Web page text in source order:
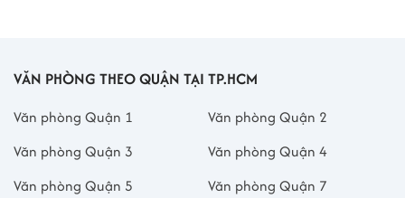
VĂN PHÒNG THEO QUẬN TẠI TP.HCM
Văn phòng Quận 1
Văn phòng Quận 2
Văn phòng Quận 3
Văn phòng Quận 4
Văn phòng Quận 5
Văn phòng Quận 7